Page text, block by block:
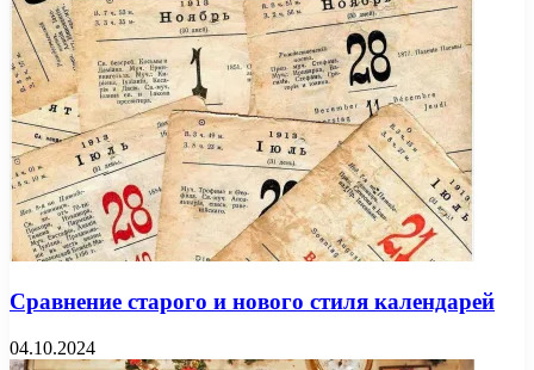
Сравнение старого и нового стиля календарей
04.10.2024